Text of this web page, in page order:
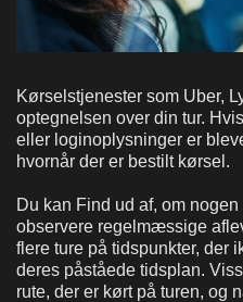
Kørselstjenester som Uber,
optegnelsen over din tur.
eller loginoplysninger er
hvornår der er bestilt kørsel.
Du kan Find ud af, om
observere regelmæssige
flere ture på tidspunkter, der
deres påståede tidsplan.
rute, der er kørt på turen, og